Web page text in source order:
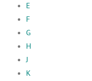
E
F
G
H
J
K